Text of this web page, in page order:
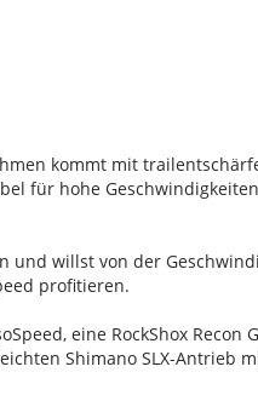
kommt mit
für hohe
und willst von der
profitieren.
eine RockShox Recon
Shimano SLX-Antrieb